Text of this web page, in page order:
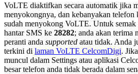
VoLTE diaktifkan secara automatik jika
menyokongnya, dan kebanyakan telefon
sudah menyokong VoLTE. Untuk semak
hantar SMS ke 28282; anda akan terima
peranti anda supported atau tidak. Anda
terkini di laman VoLTE CelcomDigi.
muncul dalam Settings atau aplikasi
besar telefon anda tidak berada dalam